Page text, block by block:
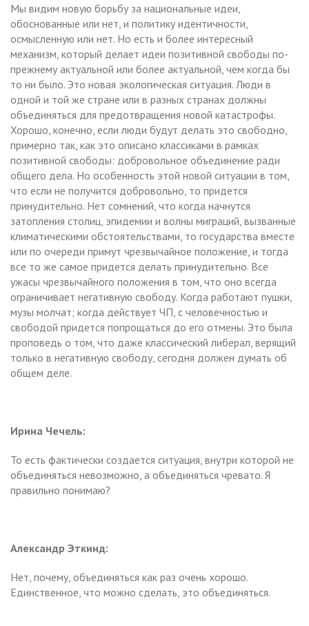
Мы видим новую борьбу за национальные идеи,
обоснованные или нет, и политику идентичности,
осмысленную или нет. Но есть и более интересный
механизм, который делает идеи позитивной свободы по-
прежнему актуальной или более актуальной, чем когда бы
то ни было. Это новая экологическая ситуация. Люди в
одной и той же стране или в разных странах должны
объединяться для предотвращения новой катастрофы.
Хорошо, конечно, если люди будут делать это свободно,
примерно так, как это описано классиками в рамках
позитивной свободы: добровольное объединение ради
общего дела. Но особенность этой новой ситуации в том,
что если не получится добровольно, то придется
принудительно. Нет сомнений, что когда начнутся
затопления столиц, эпидемии и волны миграций, вызванные
климатическими обстоятельствами, то государства вместе
или по очереди примут чрезвычайное положение, и тогда
все то же самое придется делать принудительно. Все
ужасы чрезвычайного положения в том, что оно всегда
ограничивает негативную свободу. Когда работают пушки,
музы молчат; когда действует ЧП, с человечностью и
свободой придется попрощаться до его отмены. Это была
проповедь о том, что даже классический либерал, верящий
только в негативную свободу, сегодня должен думать об
общем деле.
Ирина Чечель:
То есть фактически создается ситуация, внутри которой не
объединяться невозможно, а объединяться чревато. Я
правильно понимаю?
Александр Эткинд:
Нет, почему, объединяться как раз очень хорошо.
Единственное, что можно сделать, это объединяться.